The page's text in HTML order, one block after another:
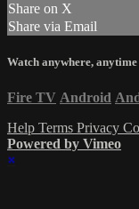
Share on X
Share via Email
Watch anywhere, anytime
Fire TV Android
Help Terms Privacy
Powered by Vimeo
×